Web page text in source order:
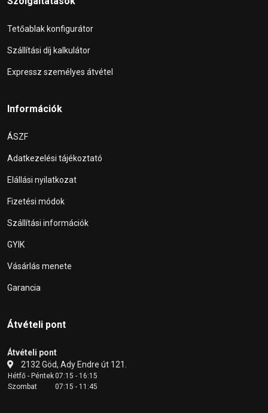
Tetőablak konfigurátor
Szállítási díj kalkulátor
Expressz személyes átvétel
Információk
ÁSZF
Adatkezelési tájékoztató
Elállási nyilatkozat
Fizetési módok
Szállítási információk
GYIK
Vásárlás menete
Garancia
Átvételi pont
Átvételi pont
2132 Göd, Ady Endre út 121.
Hétfő - Péntek07:15 - 16:15
Szombat
07:15 - 11:45